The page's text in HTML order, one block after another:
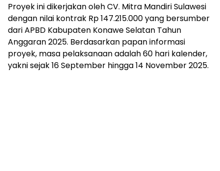
Proyek ini dikerjakan oleh CV. Mitra Mandiri Sulawesi
dengan nilai kontrak Rp 147.215.000 yang bersumber
dari APBD Kabupaten Konawe Selatan Tahun
Anggaran 2025. Berdasarkan papan informasi
proyek, masa pelaksanaan adalah 60 hari kalender,
yakni sejak 16 September hingga 14 November 2025.